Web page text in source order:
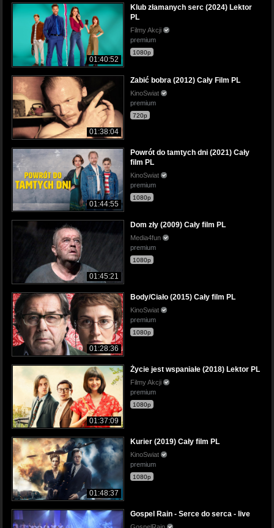
01:40:52
Klub złamanych serc (2024) Lektor
PL
Filmy Akcji
premium
1080p
01:38:04
Zabić bobra (2012) Cały Film PL
KinoSwiat
premium
720p
01:44:55
Powrót do tamtych dni (2021) Cały
film PL
KinoSwiat
premium
1080p
01:45:21
Dom zły (2009) Cały film PL
Media4fun
premium
1080p
01:28:36
Body/Ciało (2015) Cały film PL
KinoSwiat
premium
1080p
01:37:09
Życie jest wspaniałe (2018) Lektor PL
Filmy Akcji
premium
1080p
01:48:37
Kurier (2019) Cały film PL
KinoSwiat
premium
1080p
Gospel Rain - Serce do serca - live